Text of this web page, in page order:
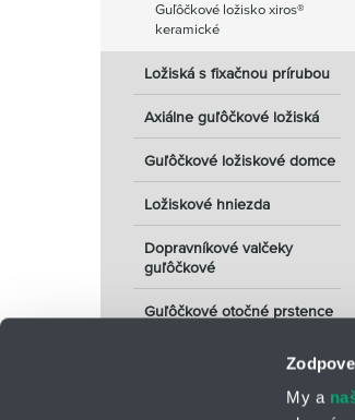
My a
Guľôčkové ložisko xiros®
keramické
Ložiská s fixačnou prírubou
Axiálne guľôčkové ložiská
Guľôčkové ložiskové domce
Ložiskové hniezda
Dopravníkové valčeky
guľôčkové
Guľôčkové otočné prstence